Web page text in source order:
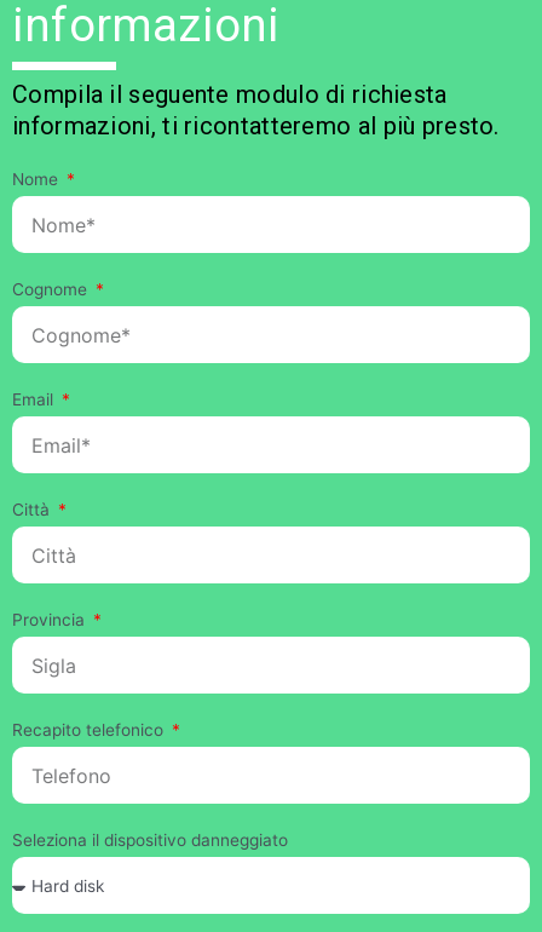
informazioni
Compila il seguente modulo di richiesta
informazioni, ti ricontatteremo al più presto.
Nome
Cognome
Email
Città
Provincia
Recapito telefonico
Seleziona il dispositivo danneggiato